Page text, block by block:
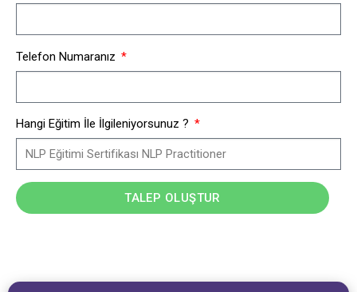
Telefon Numaranız
Hangi Eğitim İle İlgileniyorsunuz ?
TALEP OLUŞTUR